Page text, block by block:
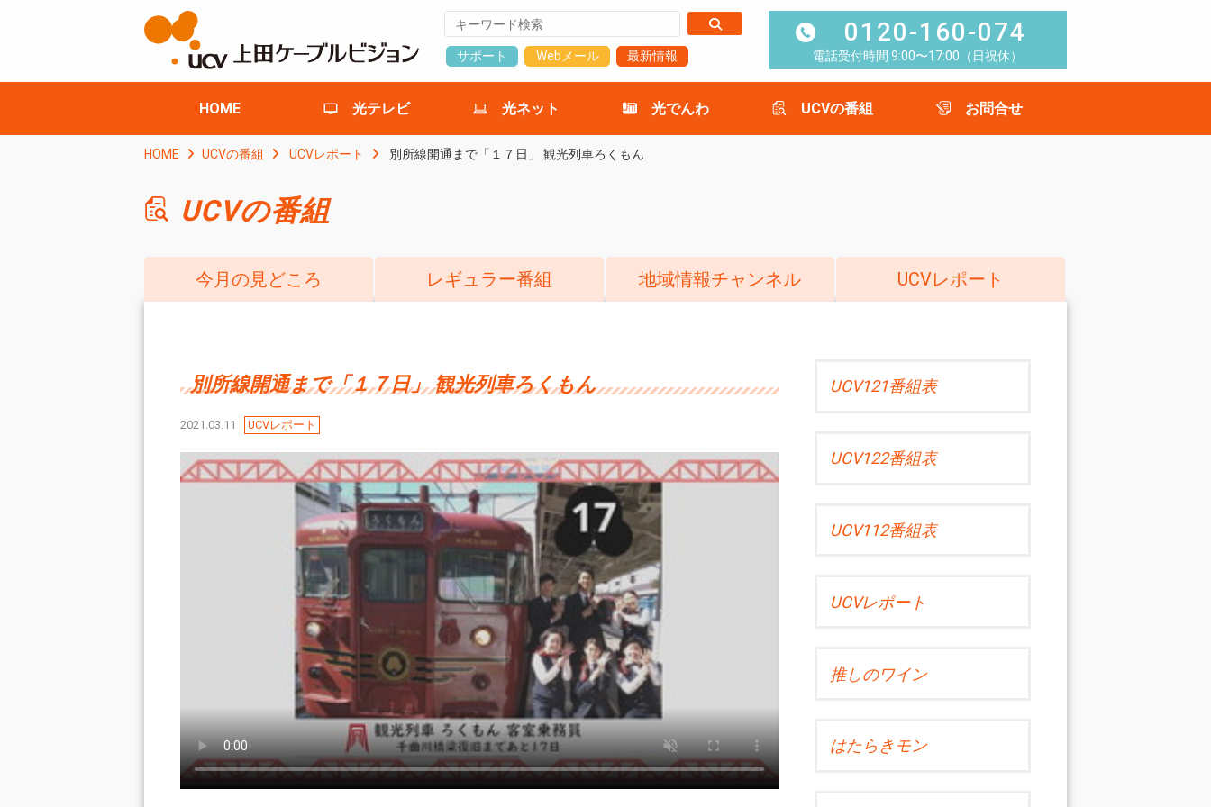
サポート Webメール 最新情報
0120-160-074
電話受付時間 9:00〜17:00（日祝休）
HOME 光テレビ 光ネット 光でんわ UCVの番組 お問合せ
HOME UCVの番組 UCVレポート 別所線開通まで「１７日」 観光列車ろくもん
UCVの番組
今月の見どころ レギュラー番組 地域情報チャンネル UCVレポート
別所線開通まで「１７日」 観光列車ろくもん
2021.03.11 UCVレポート
UCV121番組表
UCV122番組表
UCV112番組表
UCVレポート
推しのワイン
はたらきモン